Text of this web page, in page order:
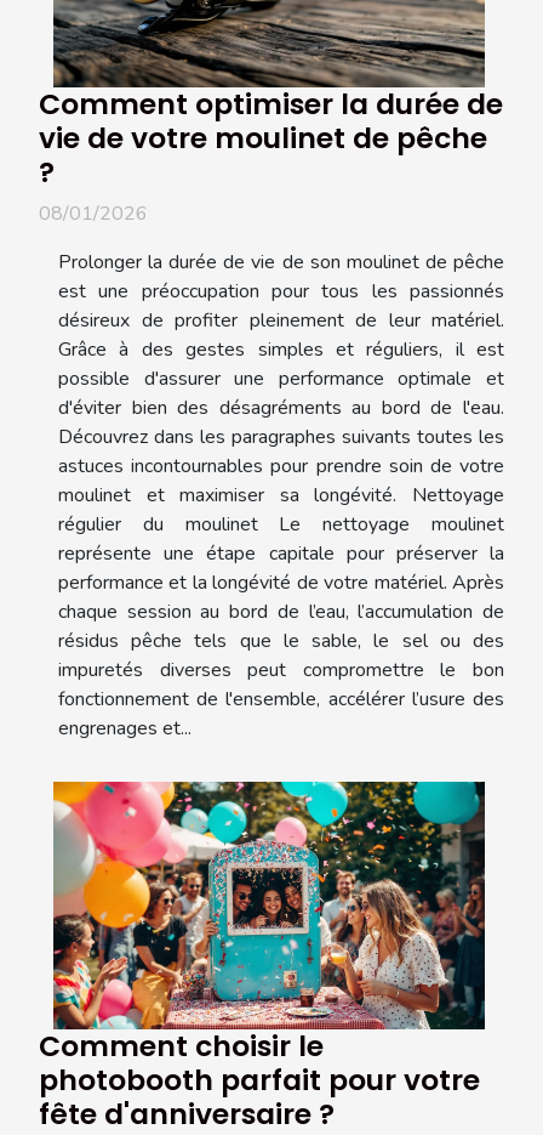
Comment optimiser la durée de
vie de votre moulinet de pêche
?
08/01/2026
Prolonger la durée de vie de son moulinet de pêche
est une préoccupation pour tous les passionnés
désireux de profiter pleinement de leur matériel.
Grâce à des gestes simples et réguliers, il est
possible d'assurer une performance optimale et
d'éviter bien des désagréments au bord de l'eau.
Découvrez dans les paragraphes suivants toutes les
astuces incontournables pour prendre soin de votre
moulinet et maximiser sa longévité. Nettoyage
régulier du moulinet Le nettoyage moulinet
représente une étape capitale pour préserver la
performance et la longévité de votre matériel. Après
chaque session au bord de l’eau, l’accumulation de
résidus pêche tels que le sable, le sel ou des
impuretés diverses peut compromettre le bon
fonctionnement de l'ensemble, accélérer l’usure des
engrenages et...
Comment choisir le
photobooth parfait pour votre
fête d'anniversaire ?